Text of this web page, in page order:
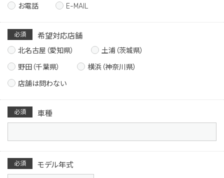
お電話 E-MAIL
必須 希望対応店舗
北名古屋（愛知県）
土浦（茨城県）
野田（千葉県）
横浜（神奈川県）
店舗は問わない
必須 車種
必須 モデル年式